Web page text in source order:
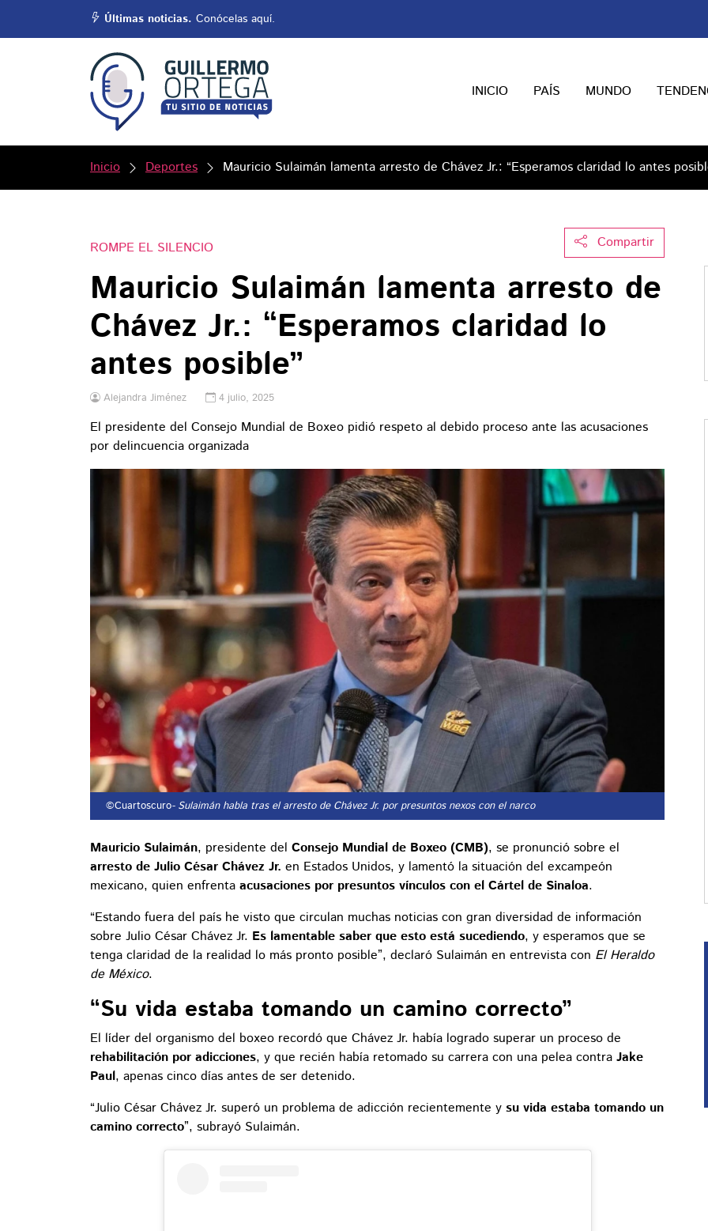
Últimas noticias. Conócelas aquí.
INICIO PAÍS MUNDO
Inicio Deportes Mauricio Sulaimán lamenta arresto de Chávez Jr.: “Esperamos claridad lo antes
Compartir
ROMPE EL SILENCIO
Mauricio Sulaimán lamenta arresto de
Chávez Jr.: “Esperamos claridad lo
antes posible”
Alejandra Jiménez 4 julio, 2025
El presidente del Consejo Mundial de Boxeo pidió respeto al debido proceso ante las acusaciones
por delincuencia organizada
©Cuartoscuro- Sulaimán habla tras el arresto de Chávez Jr. por presuntos nexos con el narco
Mauricio Sulaimán, presidente del Consejo Mundial de Boxeo (CMB), se pronunció sobre el
arresto de Julio César Chávez Jr. en Estados Unidos, y lamentó la situación del excampeón
mexicano, quien enfrenta acusaciones por presuntos vínculos con el Cártel de Sinaloa.
“Estando fuera del país he visto que circulan muchas noticias con gran diversidad de información
sobre Julio César Chávez Jr. Es lamentable saber que esto está sucediendo, y esperamos que se
tenga claridad de la realidad lo más pronto posible”, declaró Sulaimán en entrevista con El Heraldo
de México.
“Su vida estaba tomando un camino correcto”
El líder del organismo del boxeo recordó que Chávez Jr. había logrado superar un proceso de
rehabilitación por adicciones, y que recién había retomado su carrera con una pelea contra Jake
Paul, apenas cinco días antes de ser detenido.
“Julio César Chávez Jr. superó un problema de adicción recientemente y su vida estaba tomando un
camino correcto”, subrayó Sulaimán.